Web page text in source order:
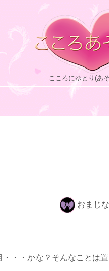
こころにゆとり(あ
おまじ
・・かな？そんなことは